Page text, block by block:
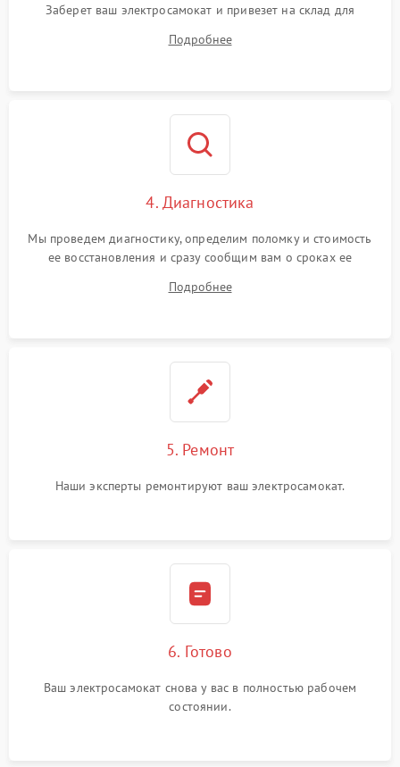
Заберет ваш электросамокат и привезет на склад для
Подробнее
4. Диагностика
Мы проведем диагностику, определим поломку и стоимость
ее восстановления и сразу сообщим вам о сроках ее
Подробнее
5. Ремонт
Наши эксперты ремонтируют ваш электросамокат.
6. Готово
Ваш электросамокат снова у вас в полностью рабочем
состоянии.